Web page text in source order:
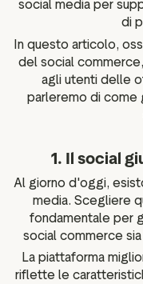
social media per
di
In questo articolo,
del social
agli utenti delle
parleremo di come
1. Il social
Al giorno d'oggi,
media. Scegliere
fondamentale per
social commerce
La piattaforma
riflette le